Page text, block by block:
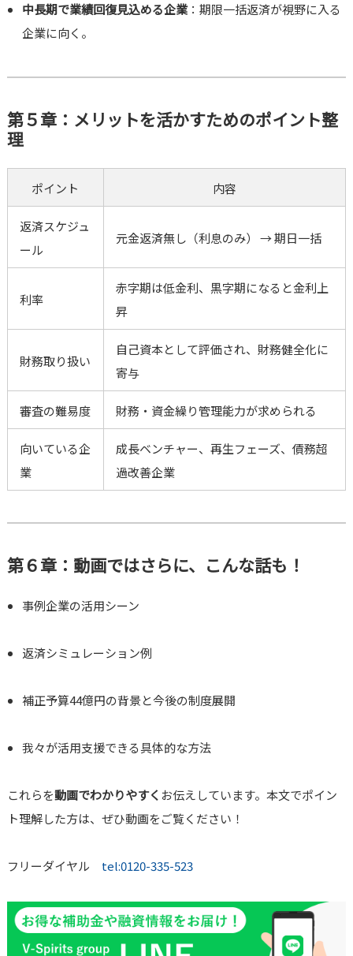
中長期で業績回復見込める企業：期限一括返済が視野に入る
企業に向く。
第５章：メリットを活かすためのポイント整
理
ポイント 内容
返済スケジュ
ール
元金返済無し（利息のみ） → 期日一括
利率
赤字期は低金利、黒字期になると金利上
昇
財務取り扱い
自己資本として評価され、財務健全化に
寄与
審査の難易度 財務・資金繰り管理能力が求められる
向いている企
業
成長ベンチャー、再生フェーズ、債務超
過改善企業
第６章：動画ではさらに、こんな話も！
事例企業の活用シーン
返済シミュレーション例
補正予算44億円の背景と今後の制度展開
我々が活用支援できる具体的な方法
これらを動画でわかりやすく お伝えしています。本文でポイン
ト理解した方は、ぜひ動画をご覧ください！
フリーダイヤル tel:0120-335-523